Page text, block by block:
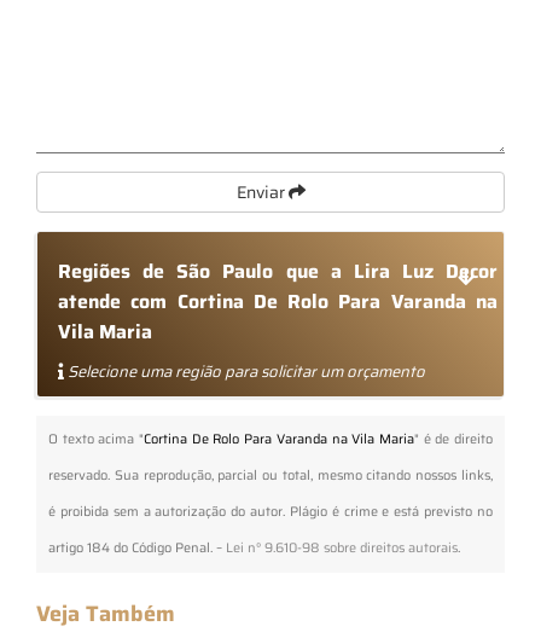
Enviar
Regiões de São Paulo que a Lira Luz Decor
atende com Cortina De Rolo Para Varanda na
Vila Maria
Selecione uma região para solicitar um orçamento
O texto acima "Cortina De Rolo Para Varanda na Vila Maria" é de direito
reservado. Sua reprodução, parcial ou total, mesmo citando nossos links,
é proibida sem a autorização do autor. Plágio é crime e está previsto no
artigo 184 do Código Penal. – Lei n° 9.610-98 sobre direitos autorais.
Veja Também